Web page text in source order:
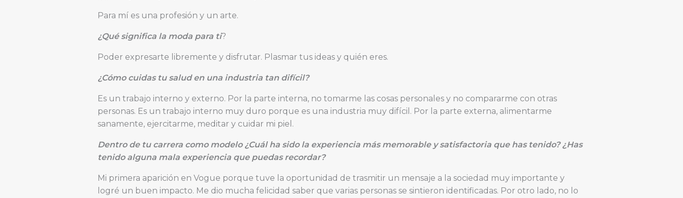
Para mí es una profesión y un arte.
¿Qué significa la moda para ti?
Poder expresarte libremente y disfrutar. Plasmar tus ideas y quién eres.
¿Cómo cuidas tu salud en una industria tan difícil?
Es un trabajo interno y externo. Por la parte interna, no tomarme las cosas personales y no compararme con otras
personas. Es un trabajo interno muy duro porque es una industria muy difícil. Por la parte externa, alimentarme
sanamente, ejercitarme, meditar y cuidar mi piel.
Dentro de tu carrera como modelo ¿Cuál ha sido la experiencia más memorable y satisfactoria que has tenido? ¿Has
tenido alguna mala experiencia que puedas recordar?
Mi primera aparición en Vogue porque tuve la oportunidad de trasmitir un mensaje a la sociedad muy importante y
logré un buen impacto. Me dio mucha felicidad saber que varias personas se sintieron identificadas. Por otro lado, no lo